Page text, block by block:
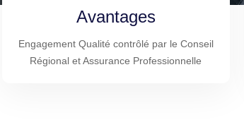
Avantages
Engagement Qualité contrôlé par le Conseil
Régional et Assurance Professionnelle